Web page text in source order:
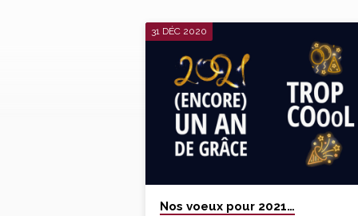
MESSAGES
TAGUÉS
'BONNE
ANNÉE'
31 DÉC 2020
Nos voeux pour 2021…